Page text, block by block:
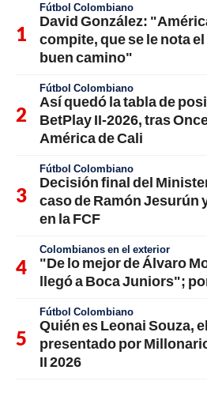
Fútbol Colombiano
David González:
compite, que se le nota
buen camino"
Fútbol Colombiano
Así quedó la tabla de
BetPlay II-2026, tras
América de Cali
Fútbol Colombiano
Decisión final del
caso de Ramón Jesurún
en la FCF
Colombianos en el exterior
"De lo mejor de Álvaro
llegó a Boca Juniors";
Fútbol Colombiano
Quién es Leonai Souza,
presentado por
II 2026